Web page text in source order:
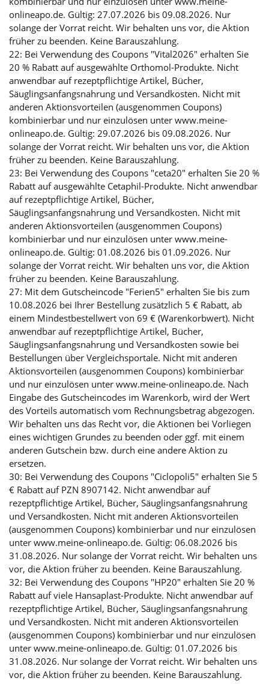
onlineapo.de. Gültig: 27.07.2026 bis 09.08.2026. Nur
solange der Vorrat reicht. Wir behalten uns vor, die Aktion
früher zu beenden. Keine Barauszahlung.
22: Bei Verwendung des Coupons "Vital2026" erhalten Sie
20 % Rabatt auf ausgewählte Orthomol-Produkte. Nicht
anwendbar auf rezeptpflichtige Artikel, Bücher,
Säuglingsanfangsnahrung und Versandkosten. Nicht mit
anderen Aktionsvorteilen (ausgenommen Coupons)
kombinierbar und nur einzulösen unter www.meine-
onlineapo.de. Gültig: 29.07.2026 bis 09.08.2026. Nur
solange der Vorrat reicht. Wir behalten uns vor, die Aktion
früher zu beenden. Keine Barauszahlung.
23: Bei Verwendung des Coupons "ceta20" erhalten Sie 20 %
Rabatt auf ausgewählte Cetaphil-Produkte. Nicht anwendbar
auf rezeptpflichtige Artikel, Bücher,
Säuglingsanfangsnahrung und Versandkosten. Nicht mit
anderen Aktionsvorteilen (ausgenommen Coupons)
kombinierbar und nur einzulösen unter www.meine-
onlineapo.de. Gültig: 01.08.2026 bis 01.09.2026. Nur
solange der Vorrat reicht. Wir behalten uns vor, die Aktion
früher zu beenden. Keine Barauszahlung.
27: Mit dem Gutscheincode "Ferien5" erhalten Sie bis zum
10.08.2026 bei Ihrer Bestellung zusätzlich 5 € Rabatt, ab
einem Mindestbestellwert von 69 € (Warenkorbwert). Nicht
anwendbar auf rezeptpflichtige Artikel, Bücher,
Säuglingsanfangsnahrung und Versandkosten sowie bei
Bestellungen über Vergleichsportale. Nicht mit anderen
Aktionsvorteilen (ausgenommen Coupons) kombinierbar
und nur einzulösen unter www.meine-onlineapo.de. Nach
Eingabe des Gutscheincodes im Warenkorb, wird der Wert
des Vorteils automatisch vom Rechnungsbetrag abgezogen.
Wir behalten uns das Recht vor, die Aktionen bei Vorliegen
eines wichtigen Grundes zu beenden oder ggf. mit einem
anderen Gutschein bzw. durch eine andere Aktion zu
ersetzen.
30: Bei Verwendung des Coupons "Ciclopoli5" erhalten Sie 5
€ Rabatt auf PZN 8907142. Nicht anwendbar auf
rezeptpflichtige Artikel, Bücher, Säuglingsanfangsnahrung
und Versandkosten. Nicht mit anderen Aktionsvorteilen
(ausgenommen Coupons) kombinierbar und nur einzulösen
unter www.meine-onlineapo.de. Gültig: 06.08.2026 bis
31.08.2026. Nur solange der Vorrat reicht. Wir behalten uns
vor, die Aktion früher zu beenden. Keine Barauszahlung.
32: Bei Verwendung des Coupons "HP20" erhalten Sie 20 %
Rabatt auf viele Hansaplast-Produkte. Nicht anwendbar auf
rezeptpflichtige Artikel, Bücher, Säuglingsanfangsnahrung
und Versandkosten. Nicht mit anderen Aktionsvorteilen
(ausgenommen Coupons) kombinierbar und nur einzulösen
unter www.meine-onlineapo.de. Gültig: 01.07.2026 bis
31.08.2026. Nur solange der Vorrat reicht. Wir behalten uns
vor, die Aktion früher zu beenden. Keine Barauszahlung.